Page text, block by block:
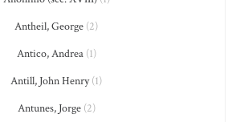
Antheil, George (2)
Antico, Andrea(1)
Antill, John Henry(1)
Antunes, Jorge(2)